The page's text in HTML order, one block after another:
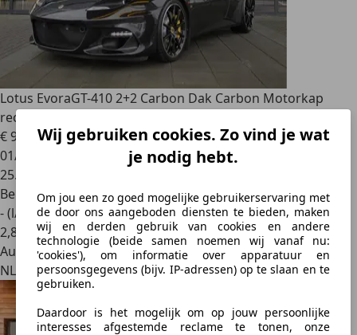
Wij gebruiken cookies. Zo vind je wat
je nodig hebt.
Om jou een zo goed mogelijke gebruikerservaring met
de door ons aangeboden diensten te bieden, maken
wij en derden gebruik van cookies en andere
technologie (beide samen noemen wij vanaf nu:
'cookies'), om informatie over apparatuur en
persoonsgegevens (bijv. IP-adressen) op te slaan en te
gebruiken.
Daardoor is het mogelijk om op jouw persoonlijke
interesses afgestemde reclame te tonen, onze
Lotus EvoraGT-410 2+2 Carbon Dak Carbon Motorkap
recaro spor
€ 90.595
01/2019
25.138 km
Benzine
- (l/100 km)
2,8
Autobedrijf
NL 3992 AE